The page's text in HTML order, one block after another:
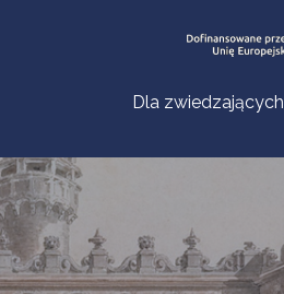
Dla zwiedzających